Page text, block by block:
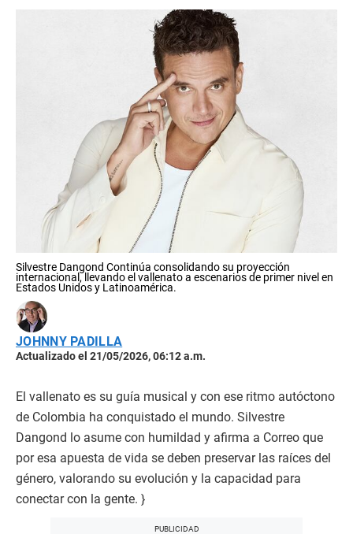
Silvestre Dangond Continúa consolidando su proyección
internacional, llevando el vallenato a escenarios de primer nivel en
Estados Unidos y Latinoamérica.
JOHNNY PADILLA
Actualizado el 21/05/2026, 06:12 a.m.
El vallenato es su guía musical y con ese ritmo autóctono
de Colombia ha conquistado el mundo. Silvestre
Dangond lo asume con humildad y afirma a Correo que
por esa apuesta de vida se deben preservar las raíces del
género, valorando su evolución y la capacidad para
conectar con la gente. }